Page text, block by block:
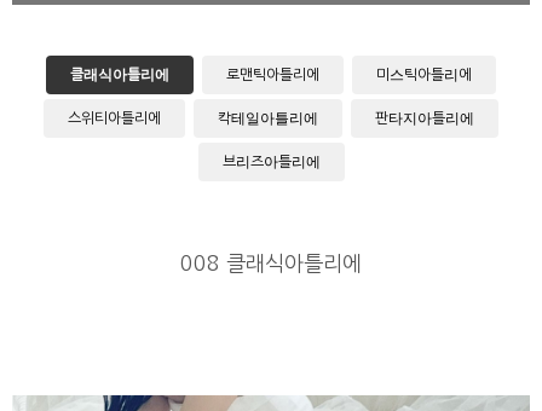
Flower Directing
Wedding Bouquet
클래식아틀리에 로맨틱아틀리에 미스틱아틀리에
스위티아틀리에 칵테일아틀리에 판타지아틀리에
브리즈아틀리에
008 클래식아틀리에